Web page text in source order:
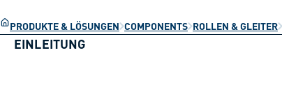
PRODUKTE & LÖSUNGEN COMPONENTS ROLLEN & GLEITER
EINLEITUNG